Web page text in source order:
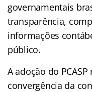
governamentais
transparência,
informações
público.
A adoção do
convergência da